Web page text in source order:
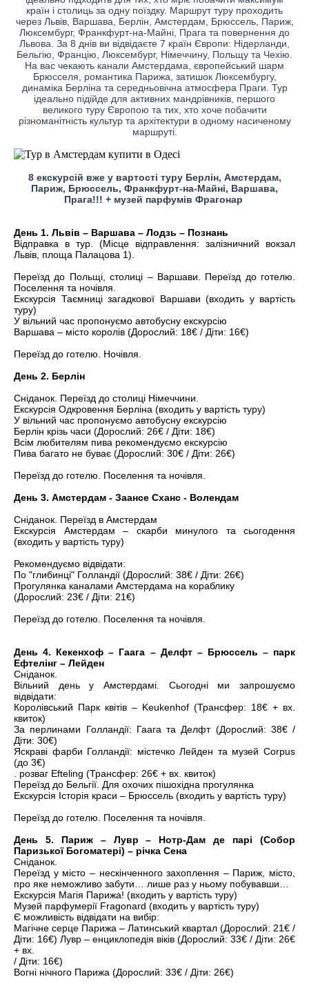
країн і столиць за одну поїздку. Маршрут туру проходить
через Львів, Варшава, Берлін, Амстердам, Брюссель, Париж,
Люксембург, Франкфурт-на-Майні, Прага та повернення до
Львова. За 8 днів ви відвідаєте 7 країн Європи: Нідерланди,
Бельгію, Францію, Люксембург, Німеччину, Польщу та Чехію.
На вас чекають канали Амстердама, європейський шарм
Брюсселя, романтика Парижа, затишок Люксембургу,
динаміка Берліна та середньовічна атмосфера Праги. Тур
ідеально підійде для активних мандрівників, першого
великого туру Європою та тих, хто хоче побачити
різноманітність культур та архітектури в одному насиченому
маршруті.
8 екскурсій вже у вартості туру Берлін, Амстердам,
Париж, Брюссель, Франкфурт-на-Майні, Варшава,
Прага!!! + музей парфумів Фрагонар
День 1. Львів – Варшава – Лодзь – Познань
Відправка в тур. (Місце відправлення: залізничний вокзал
Львів, площа Палацова 1).
Переїзд до Польщі, столиці – Варшави. Переїзд до готелю.
Поселення та ночівля.
Екскурсія Таємниці загадкової Варшави (входить у вартість
туру)
У вільний час пропонуємо автобусну екскурсію
Варшава – місто королів (Дорослий: 18€ / Діти: 16€)
Переїзд до готелю. Ночівля.
День 2. Берлін
Сніданок. Переїзд до столиці Німеччини.
Екскурсія Одкровення Берліна (входить у вартість туру)
У вільний час пропонуємо автобусну екскурсію
Берлін крізь часи (Дорослий: 26€ / Діти: 18€)
Всім любителям пива рекомендуємо екскурсію
Пива багато не буває (Дорослий: 30€ / Діти: 26€)
Переїзд до готелю. Поселення та ночівля.
День 3. Амстердам - ​​Заансе Сханс - Волендам
Сніданок. Переїзд в Амстердам
Екскурсія Амстердам – скарби минулого та сьогодення
(входить у вартість туру)
Рекомендуємо відвідати:
По "глибинці" Голландії (Дорослий: 38€ / Діти: 26€)
Прогулянка каналами Амстердама на кораблику
(Дорослий: 23€ / Діти: 21€)
Переїзд до готелю. Поселення та ночівля.
День 4. Кекенхоф – Гаага – Делфт – Брюссель – парк
Ефтелінг – Лейден
Сніданок.
Вільний день у Амстердамі. Сьогодні ми запрошуємо
відвідати:
Королівський Парк квітів – Keukenhof (Трансфер: 18€ + вх.
квиток)
За перлинами Голландії: Гаага та Делфт (Дорослий: 38€ /
Діти: 30€)
Яскраві фарби Голландії: містечко Лейден та музей Corpus
(до 3€)
. розваг Efteling (Трансфер: 26€ + вх. квиток)
Переїзд до Бельгії. Для охочих пішохідна прогулянка
Екскурсія Історія краси – Брюссель (входить у вартість туру)
Переїзд до готелю. Поселення та ночівля.
День 5. Париж – Лувр – Нотр-Дам де парі (Собор
Паризької Богоматері) – річка Сена
Сніданок.
Переїзд у місто – нескінченного захоплення – Париж, місто,
про яке неможливо забути… лише раз у ньому побувавши…
Екскурсія Магія Парижа! (входить у вартість туру)
Музей парфумерії Fragonard (входить у вартість туру)
Є можливість відвідати на вибір:
Магічне серце Парижа – Латинський квартал (Дорослий: 21€ /
Діти: 16€) Лувр – енциклопедія віків (Дорослий: 33€ / Діти: 26€
+ вх.
/ Діти: 16€)
Вогні нічного Парижа (Дорослий: 33€ / Діти: 26€)